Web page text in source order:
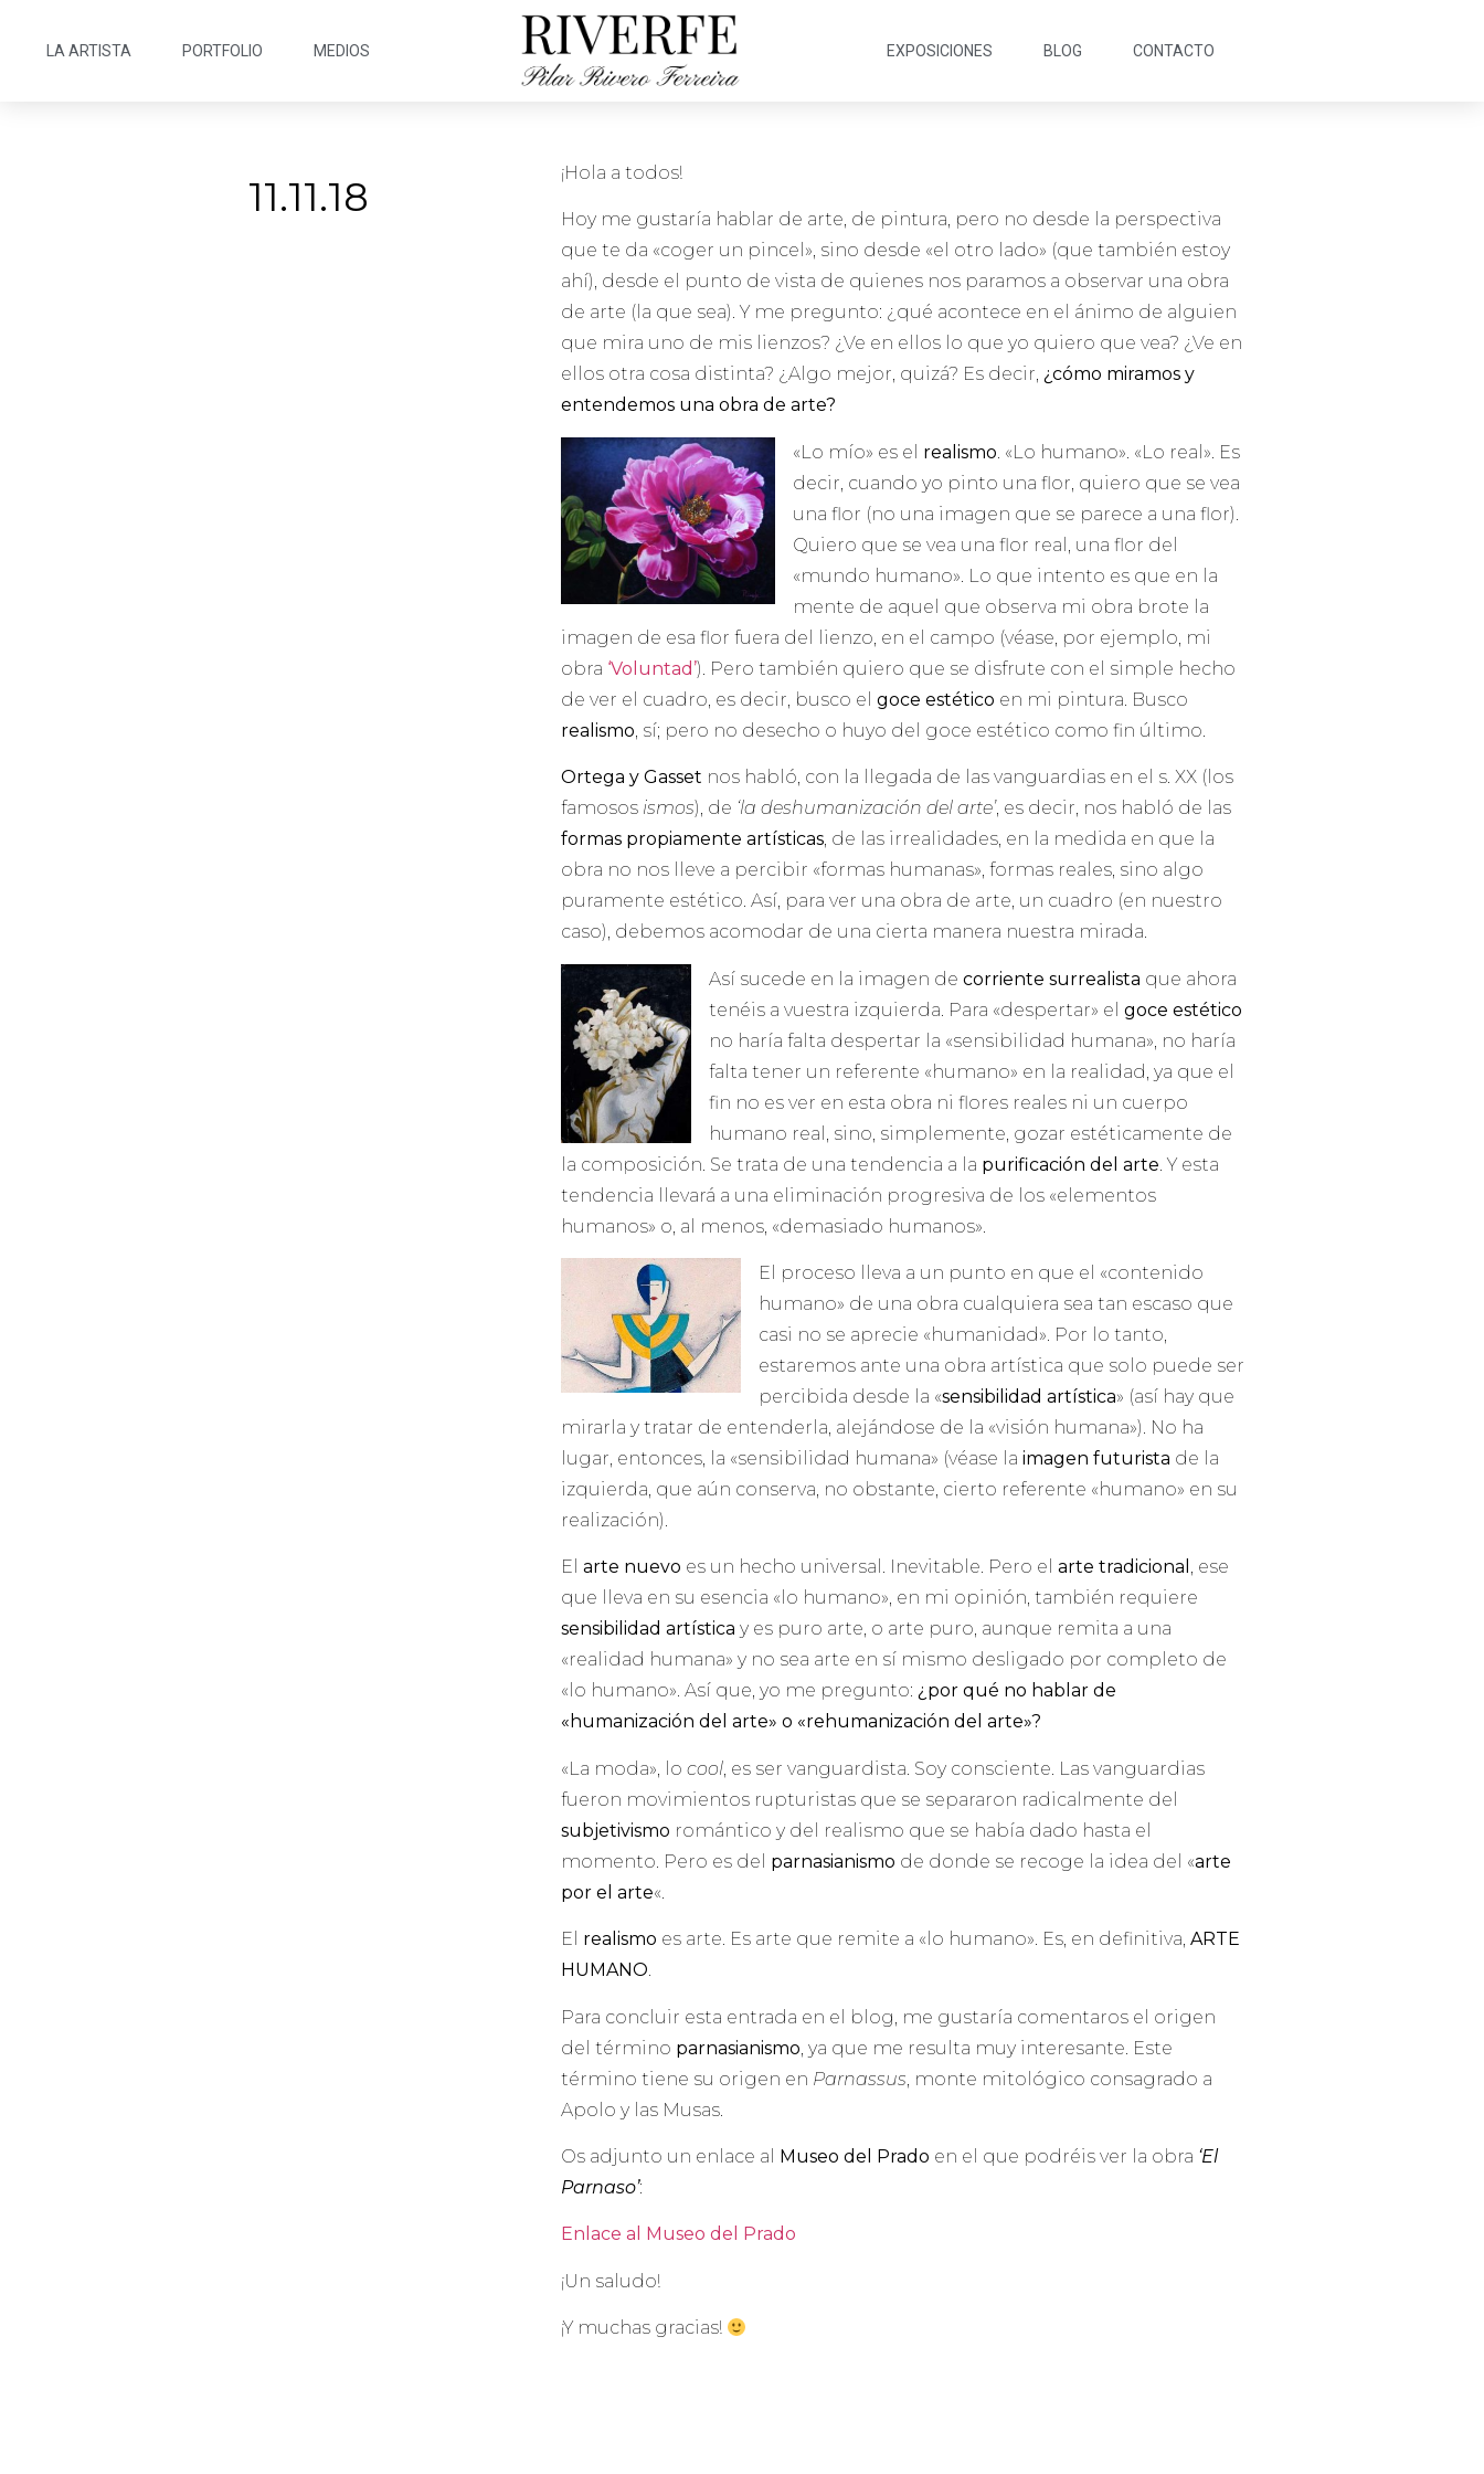
LA ARTISTA PORTFOLIO MEDIOS EXPOSICIONES BLOG CONTACTO
11.11.18
¡Hola a todos!
Hoy me gustaría hablar de arte, de pintura, pero no desde la perspectiva
que te da «coger un pincel», sino desde «el otro lado» (que también estoy
ahí), desde el punto de vista de quienes nos paramos a observar una obra
de arte (la que sea). Y me pregunto: ¿qué acontece en el ánimo de alguien
que mira uno de mis lienzos? ¿Ve en ellos lo que yo quiero que vea? ¿Ve en
ellos otra cosa distinta? ¿Algo mejor, quizá? Es decir, ¿cómo miramos y
entendemos una obra de arte?
«Lo mío» es el realismo . «Lo humano». «Lo real». Es
decir, cuando yo pinto una flor, quiero que se vea
una flor (no una imagen que se parece a una flor).
Quiero que se vea una flor real, una flor del
«mundo humano». Lo que intento es que en la
mente de aquel que observa mi obra brote la
imagen de esa flor fuera del lienzo, en el campo (véase, por ejemplo, mi
obra ‘Voluntad’). Pero también quiero que se disfrute con el simple hecho
de ver el cuadro, es decir, busco el goce estético en mi pintura. Busco
realismo , sí; pero no desecho o huyo del goce estético como fin último.
Ortega y Gasset nos habló, con la llegada de las vanguardias en el s. XX (los
famosos ismos), de ‘la deshumanización del arte’, es decir, nos habló de las
formas propiamente artísticas, de las irrealidades, en la medida en que la
obra no nos lleve a percibir «formas humanas», formas reales, sino algo
puramente estético. Así, para ver una obra de arte, un cuadro (en nuestro
caso), debemos acomodar de una cierta manera nuestra mirada.
Así sucede en la imagen de corriente surrealista que ahora
tenéis a vuestra izquierda. Para «despertar» el goce estético
no haría falta despertar la «sensibilidad humana», no haría
falta tener un referente «humano» en la realidad, ya que el
fin no es ver en esta obra ni flores reales ni un cuerpo
humano real, sino, simplemente, gozar estéticamente de
la composición. Se trata de una tendencia a la purificación del arte . Y esta
tendencia llevará a una eliminación progresiva de los «elementos
humanos» o, al menos, «demasiado humanos».
El proceso lleva a un punto en que el «contenido
humano» de una obra cualquiera sea tan escaso que
casi no se aprecie «humanidad». Por lo tanto,
estaremos ante una obra artística que solo puede ser
percibida desde la «sensibilidad artística» (así hay que
mirarla y tratar de entenderla, alejándose de la «visión humana»). No ha
lugar, entonces, la «sensibilidad humana» (véase la imagen futurista de la
izquierda, que aún conserva, no obstante, cierto referente «humano» en su
realización).
El arte nuevo es un hecho universal. Inevitable. Pero el arte tradicional , ese
que lleva en su esencia «lo humano», en mi opinión, también requiere
sensibilidad artística y es puro arte, o arte puro, aunque remita a una
«realidad humana» y no sea arte en sí mismo desligado por completo de
«lo humano». Así que, yo me pregunto: ¿por qué no hablar de
«humanización del arte» o «rehumanización del arte»?
«La moda», lo cool, es ser vanguardista. Soy consciente. Las vanguardias
fueron movimientos rupturistas que se separaron radicalmente del
subjetivismo romántico y del realismo que se había dado hasta el
momento. Pero es del parnasianismo de donde se recoge la idea del «arte
por el arte«.
El realismo es arte. Es arte que remite a «lo humano». Es, en definitiva, ARTE
HUMANO.
Para concluir esta entrada en el blog, me gustaría comentaros el origen
del término parnasianismo , ya que me resulta muy interesante. Este
término tiene su origen en Parnassus , monte mitológico consagrado a
Apolo y las Musas.
Os adjunto un enlace al Museo del Prado en el que podréis ver la obra ‘El
Parnaso’:
Enlace al Museo del Prado
¡Un saludo!
¡Y muchas gracias!